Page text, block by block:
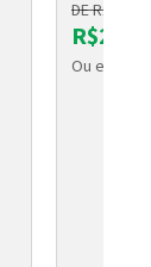
DE R$
Ou em até